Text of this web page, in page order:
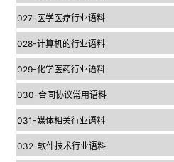
027-医学医疗行业语料
028-计算机的行业语料
029-化学医药行业语料
030-合同协议常用语料
031-媒体相关行业语料
032-软件技术行业语料